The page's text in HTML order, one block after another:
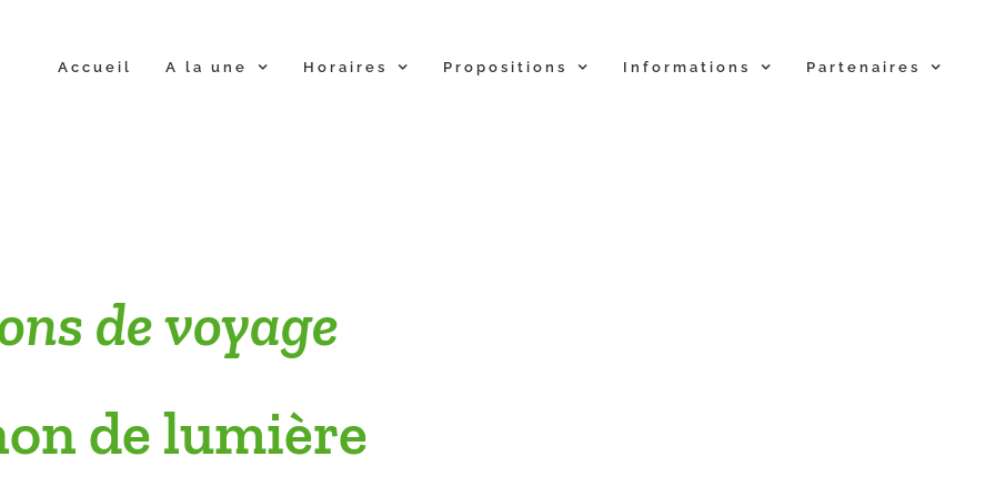
Accueil A la une Horaires Propositions Informations Partenaires
de voyage
de lumière